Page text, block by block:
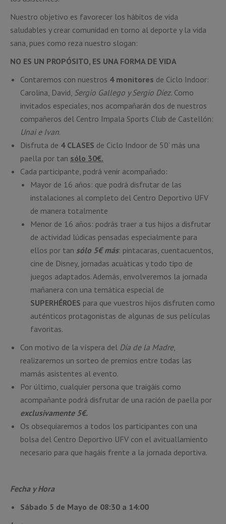
Nuestro objetivo es favorecer los hábitos de vida
saludables y crear comunidad en torno al deporte y la vida
sana, pues como reza nuestro slogan:
NO ES UN PROPÓSITO, ES UNA FORMA DE VIDA
Contaremos con nuestros 4 monitores de Ciclo Indoor:
Carolina, David, Sergio Gallego y Sergio Díez. Como
invitados especiales, nos acompañarán dos de nuestros
compañeros del Centro Impala Sports Club de Castellón:
Unai e Ivan.
Disfruta de 4 CLASES de Ciclo Indoor de 50’ más una
paella por tan sólo 30€.
Cada participante, podrá venir acompañado:
Mayor de 16 años: que podrá disfrutar de las
instalaciones al completo del Centro Deportivo UFV
de manera totalmente
Menor de 16 años: podrás traer a tus hijos a disfrutar
de actividad lúdicas pensadas especialmente para
ellos por tan sólo 5€ más: pintacaras, cuentacuentos,
cine de Disney, jornadas acuáticas y todo tipo de
juegos adaptados. Además, envolveremos la jornada
mañanera con una temática especial de
SUPERHÉROES para que vuestros hijos disfruten como
auténticos protagonistas de algunas de sus películas
favoritas.
Con motivo de la víspera del Día de la Madre,
realizaremos un sorteo de premios entre todas las
mamás asistentes al evento.
Por último, cualquier persona que traigáis como
acompañante podrá disfrutar de una ración de paella por
exclusivamente 5€.
Os obsequiaremos a todos los participantes con una
bolsa del Centro Deportivo UFV con el avituallamiento
necesario para que hagáis frente a la jornada deportiva.
Fecha y Hora
Sábado 5 de Mayo de 08:30 a 14:00